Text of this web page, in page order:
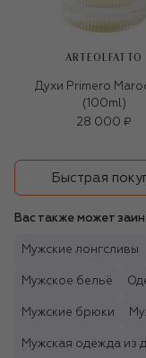
ARTEOLFATTO
Духи Primero
(100ml)
28 000 ₽
Быстрая
Вас также может
Мужские лонгсливы
Мужское бельё
Мужские брюки
Мужская одежда из